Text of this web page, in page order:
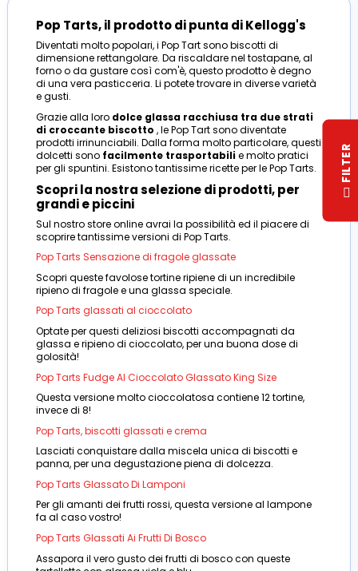
Pop Tarts, il prodotto di punta di Kellogg's
Diventati molto popolari, i Pop Tart sono biscotti di
dimensione rettangolare. Da riscaldare nel tostapane, al
forno o da gustare così com'è, questo prodotto è degno
di una vera pasticceria. Li potete trovare in diverse varietà
e gusti.
Grazie alla loro dolce glassa racchiusa tra due strati
di croccante biscotto , le Pop Tart sono diventate
prodotti irrinunciabili. Dalla forma molto particolare, questi
dolcetti sono facilmente trasportabilie molto pratici
per gli spuntini. Esistono tantissime ricette per le Pop Tarts.
Scopri la nostra selezione di prodotti, per
grandi e piccini
Sul nostro store online avrai la possibilità ed il piacere di
scoprire tantissime versioni di Pop Tarts.
Pop Tarts Sensazione di fragole glassate
Scopri queste favolose tortine ripiene di un incredibile
ripieno di fragole e una glassa speciale.
Pop Tarts glassati al cioccolato
Optate per questi deliziosi biscotti accompagnati da
glassa e ripieno di cioccolato, per una buona dose di
golosità!
Pop Tarts Fudge Al Cioccolato Glassato King Size
Questa versione molto cioccolatosa contiene 12 tortine,
invece di 8!
Pop Tarts, biscotti glassati e crema
Lasciati conquistare dalla miscela unica di biscotti e
panna, per una degustazione piena di dolcezza.
Pop Tarts Glassato Di Lamponi
Per gli amanti dei frutti rossi, questa versione al lampone
fa al caso vostro!
Pop Tarts Glassati Ai Frutti Di Bosco
Assapora il vero gusto dei frutti di bosco con queste
R